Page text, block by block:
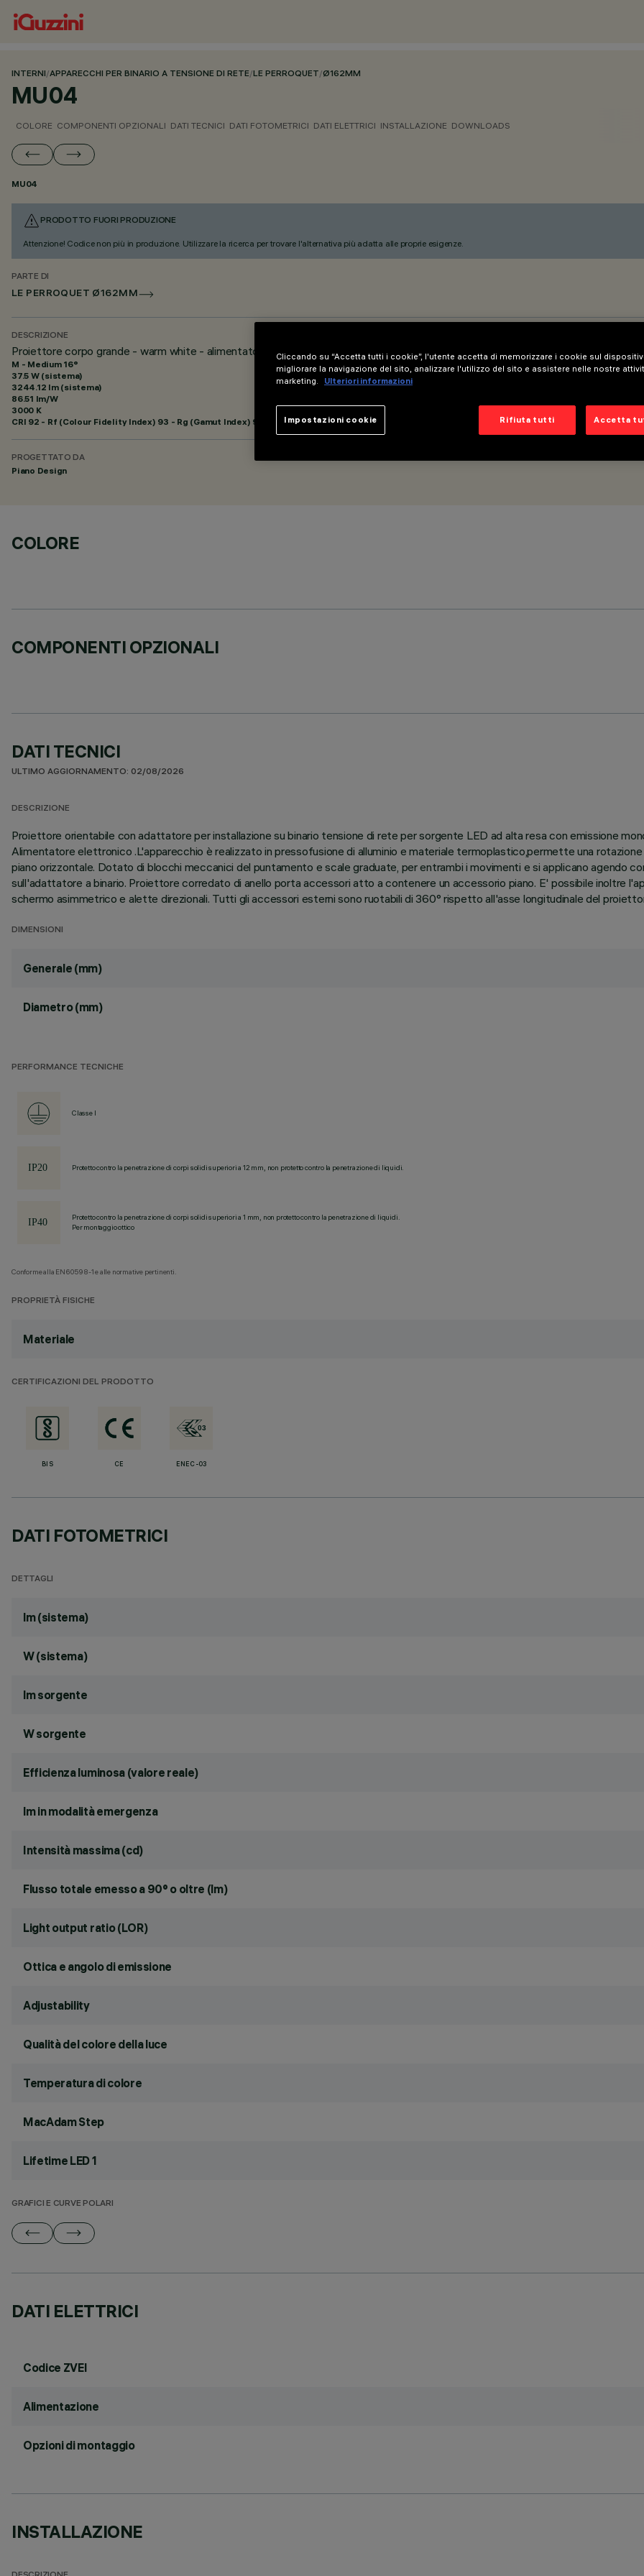
INTERNI/APPARECCHI PER BINARIO A TENSIONE DI RETE/LE PERROQUET/Ø162MM
MU04
COLORE COMPONENTI OPZIONALI DATI TECNICI DATI FOTOMETRICI DATI ELETTRICI INSTALLAZIONE DOWNLOADS
MU04
PRODOTTO FUORI PRODUZIONE
Attenzione! Codice non più in produzione. Utilizzare la ricerca per trovare l'alternativa più adatta alle proprie esigenze.
PARTE DI
LE PERROQUET Ø162MM
DESCRIZIONE
Proiettore corpo grande - warm white - alimentatore elettronico - ottica medium
M - Medium 16°
37.5 W (sistema)
3244.12 lm (sistema)
86.51 lm/W
3000 K
CRI 92 - Rf (Colour Fidelity Index) 93 - Rg (Gamut Index) 99
PROGETTATO DA
Piano Design
COLORE
COMPONENTI OPZIONALI
DATI TECNICI
ULTIMO AGGIORNAMENTO: 02/08/2026
DESCRIZIONE
Proiettore orientabile con adattatore per installazione su binario tensione di rete per sorgente LED ad alta resa con emissione
Alimentatore elettronico .L'apparecchio è realizzato in pressofusione di alluminio e materiale termoplastico,permette una
piano orizzontale. Dotato di blocchi meccanici del puntamento e scale graduate, per entrambi i movimenti e si applicano agendo
sull'adattatore a binario. Proiettore corredato di anello porta accessori atto a contenere un accessorio piano. E' possibile inoltre
schermo asimmetrico e alette direzionali. Tutti gli accessori esterni sono ruotabili di 360° rispetto all'asse longitudinale del
DIMENSIONI
Generale (mm)
Diametro (mm)
PERFORMANCE TECNICHE
Classe I
Protetto contro la penetrazione di corpi solidi superiori a 12 mm, non protetto contro la penetrazione di liquidi.
Protetto contro la penetrazione di corpi solidi superiori a 1 mm, non protetto contro la penetrazione di liquidi.
Per montaggio ottico
Conforme alla EN60598-1 e alle normative pertinenti.
PROPRIETÀ FISICHE
Materiale
CERTIFICAZIONI DEL PRODOTTO
BIS CE ENEC-03
DATI FOTOMETRICI
DETTAGLI
lm (sistema)
W (sistema)
lm sorgente
W sorgente
Efficienza luminosa (valore reale)
lm in modalità emergenza
Intensità massima (cd)
Flusso totale emesso a 90° o oltre (lm)
Light output ratio (LOR)
Ottica e angolo di emissione
Adjustability
Qualità del colore della luce
Temperatura di colore
MacAdam Step
Lifetime LED 1
GRAFICI E CURVE POLARI
DATI ELETTRICI
Codice ZVEI
Alimentazione
Opzioni di montaggio
INSTALLAZIONE
Cliccando su “Accetta tutti i cookie”, l'utente accetta di memorizzare i cookie sul
migliorare la navigazione del sito, analizzare l'utilizzo del sito e assistere nelle nostre
marketing.
Ulteriori informazioni
Rifiuta tutti Accetta
Impostazioni cookie